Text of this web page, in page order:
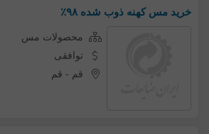
خرید مس کهنه ذوب شده ۹۸٪
محصولات مس
توافقی
قم - قم